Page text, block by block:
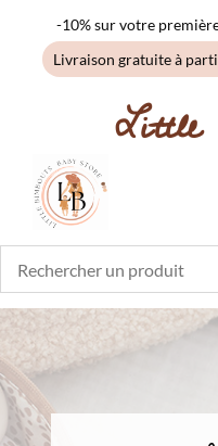
-10% sur votre
Livraison gratuite à
Little